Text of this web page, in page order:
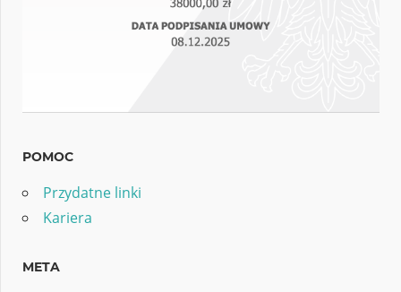
POMOC
Przydatne linki
Kariera
META